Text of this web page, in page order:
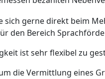
sich gerne direkt beim
den Bereich
ist sehr flexibel zu
die Vermittlung eines